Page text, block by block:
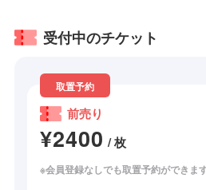
受付中のチケット
取置予約
前売り
¥2400 / 枚
※会員登録なしでも取置予約ができます